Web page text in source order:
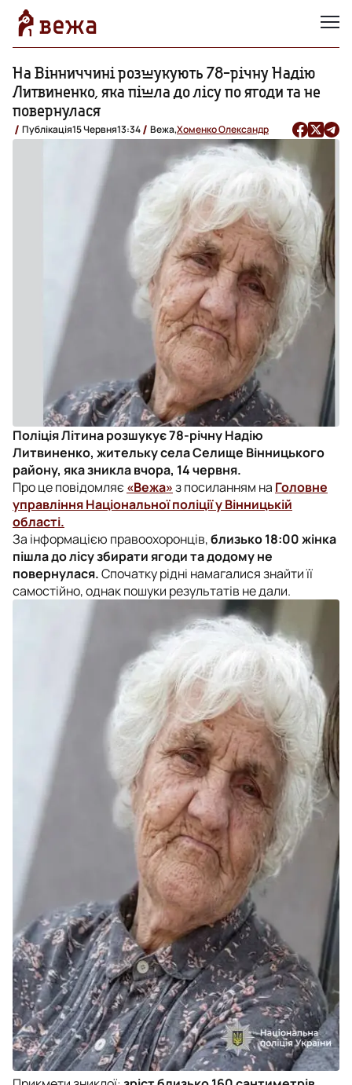
На Вінниччині розшукують 78-річну Надію
Литвиненко, яка пішла до лісу по ягоди та не
повернулася
Публікація15 Червня13:34 Вежа,Хоменко Олександр
Поліція Літина розшукує 78-річну Надію
Литвиненко, жительку села Селище Вінницького
району, яка зникла вчора, 14 червня.
Про це повідомляє«Вежа»з посиланням на Головне
управління Національної поліції у Вінницькій
області.
За інформацією правоохоронців,близько 18:00 жінка
пішла до лісу збирати ягоди та додому не
повернулася.Спочатку рідні намагалися знайти її
самостійно, однак пошуки результатів не дали.